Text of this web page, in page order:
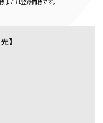
または登録商標です。
】